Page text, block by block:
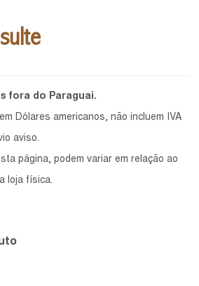
fora do Paraguai.
Dólares americanos, não incluem IVA
aviso.
página, podem variar em relação ao
loja física.